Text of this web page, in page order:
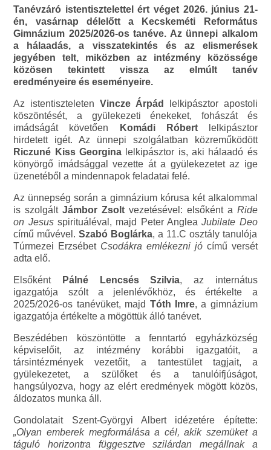
Tanévzáró istentisztelettel ért véget 2026. június 21-
én, vasárnap délelőtt a Kecskeméti Református
Gimnázium 2025/2026-os tanéve. Az ünnepi alkalom
a hálaadás, a visszatekintés és az elismerések
jegyében telt, miközben az intézmény közössége
közösen tekintett vissza az elmúlt tanév
eredményeire és eseményeire.
Az istentiszteleten Vincze Árpád
lelkipásztor apostoli
köszöntését, a gyülekezeti énekeket, fohászát és
imádságát követően
Komádi Róbertlelkipásztor
hirdetett igét. Az ünnepi szolgálatban közreműködött
Riczuné Kiss Georgina lelkipásztor is, aki hálaadó és
könyörgő imádsággal vezette át a gyülekezetet az ige
üzenetéből a mindennapok feladatai felé.
Az ünnepség során a gimnázium kórusa két alkalommal
is szolgáltJámbor Zsolt vezetésével: elsőként a Ride
on Jesusspirituáléval, majd Peter AngleaJubilate Deo
című művével.Szabó Boglárka, a 11.C osztály tanulója
Túrmezei Erzsébet Csodákra emlékezni jócímű versét
adta elő.
Elsőként Pálné Lencsés Szilvia, az internátus
igazgatója szólt a jelenlévőkhöz, és értékelte a
2025/2026-os tanévüket, majd Tóth Imre, a gimnázium
igazgatója értékelte a mögöttük álló tanévet.
Beszédében köszöntötte a fenntartó egyházközség
képviselőit, az intézmény korábbi igazgatóit, a
társintézmények vezetőit, a tantestület tagjait, a
gyülekezetet, a szülőket és a tanulóifjúságot,
hangsúlyozva, hogy az elért eredmények mögött közös,
áldozatos munka áll.
Gondolatait Szent-Györgyi Albert idézetére építette:
„Olyan emberek megformálása a cél, akik szemüket a
táguló horizontra függesztve szilárdan megállnak a